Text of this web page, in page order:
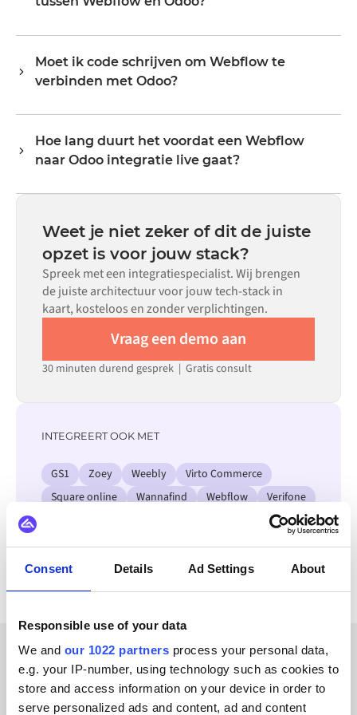
Consent Details Ad Settings About
Responsible use of your data
We and our 1022 partners process your personal data,
e.g. your IP-number, using technology such as cookies to
store and access information on your device in order to
serve personalized ads and content, ad and content
evenredig meegroeien.
Veelvoorkomende flows omvatten records zoals
bestellingen, producten, klanten, voorraadniveaus,
Alumio handelt alle veldmapping af, zodat data aankomt
in het formaat dat elk systeem verwacht.
Moet ik code schrijven om Webflow te
verbinden met Odoo?
marketplace bestaan, configureer je de integratie via een
visuele interface zonder aangepaste code te schrijven,
Aangepaste code is beschikbaar voor situaties waarin
Hoe lang duurt het voordat een Webflow
naar Odoo integratie live gaat?
maanden live, afhankelijk van de complexiteit van de
datamapping, het aantal vereiste flows en je interne
beoordelingsproces. Voor veel systemen zijn er kant-en-
klare connectoren beschikbaar in de Alumio
marketplace, wat de insteltijd aanzienlijk verkort.
Weet je niet zeker of dit de juiste
opzet is voor jouw stack?
Spreek met een integratiespecialist. Wij brengen
de juiste architectuur voor jouw tech-stack in
kaart, kosteloos en zonder verplichtingen.
Vraag een demo aan
30 minuten durend gesprek | Gratis consult
INTEGREERT OOK MET
GS1 Zoey Weebly
Virto Commerce
Square online
Wannafind Webflow Verifone
KLANTVERHALEN
Ontdek welke resultaten